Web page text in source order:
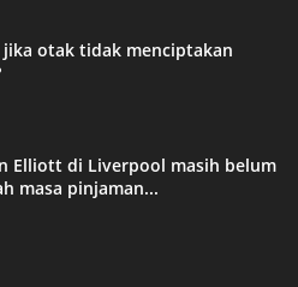
jika otak tidak menciptakan
Elliott di Liverpool masih belum
masa pinjaman...